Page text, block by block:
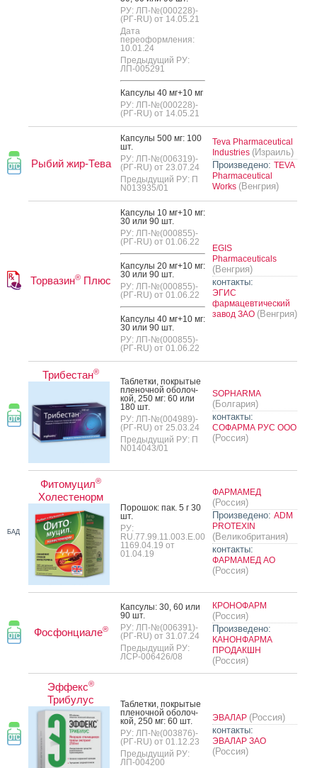
РУ: ЛП-№(000228)-
(РГ-RU) от 14.05.21
Дата
переоформления:
10.01.24
Предыдущий РУ:
ЛП-005291
Кап­су­лы 40 мг+10 мг
РУ: ЛП-№(000228)-
(РГ-RU) от 14.05.21
Рыбий жир-Тева
Кап­су­лы 500 мг: 100
шт.
РУ: ЛП-№(006319)-
(РГ-RU) от 23.07.24
Предыдущий РУ: П
N013935/01
Teva Pharmaceutical
Industries (Израиль)
Произведено: TEVA
Pharmaceutical
Works (Венгрия)
Торвазин® Плюс
Кап­су­лы 10 мг+10 мг:
30 или 90 шт.
РУ: ЛП-№(000855)-
(РГ-RU) от 01.06.22
Кап­су­лы 20 мг+10 мг:
30 или 90 шт.
РУ: ЛП-№(000855)-
(РГ-RU) от 01.06.22
Кап­су­лы 40 мг+10 мг:
30 или 90 шт.
РУ: ЛП-№(000855)-
(РГ-RU) от 01.06.22
EGIS
Pharmaceuticals
(Венгрия)
контакты:
ЭГИС
фармацевтический
завод ЗАО (Венгрия)
Трибестан®
Таб­летки, пок­ры­тые
пле­ноч­ной обо­лоч­
кой, 250 мг: 60 или
180 шт.
РУ: ЛП-№(004989)-
(РГ-RU) от 25.03.24
Предыдущий РУ: П
N014043/01
SOPHARMA
(Болгария)
контакты:
СОФАРМА РУС ООО
(Россия)
БАД
Фитомуцил®
Холестенорм
По­рошок: пак. 5 г 30
шт.
РУ:
RU.77.99.11.003.Е.00
1169.04.19 от
01.04.19
ФАРМАМЕД
(Россия)
Произведено: ADM
PROTEXIN
(Великобритания)
контакты:
ФАРМАМЕД АО
(Россия)
Фосфонциале®
Кап­су­лы: 30, 60 или
90 шт.
РУ: ЛП-№(006391)-
(РГ-RU) от 31.07.24
Предыдущий РУ:
ЛСР-006426/08
КРОНОФАРМ
(Россия)
Произведено:
КАНОНФАРМА
ПРОДАКШН
(Россия)
Эффекс®
Трибулус
Таб­летки, пок­ры­тые
пле­ноч­ной обо­лоч­
кой, 250 мг: 60 шт.
РУ: ЛП-№(003876)-
(РГ-RU) от 01.12.23
Предыдущий РУ:
ЛП-004200
ЭВАЛАР (Россия)
контакты:
ЭВАЛАР ЗАО
(Россия)